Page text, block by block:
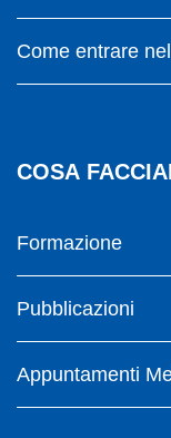
Come entrare
COSA
Formazione
Pubblicazioni
Appuntamenti